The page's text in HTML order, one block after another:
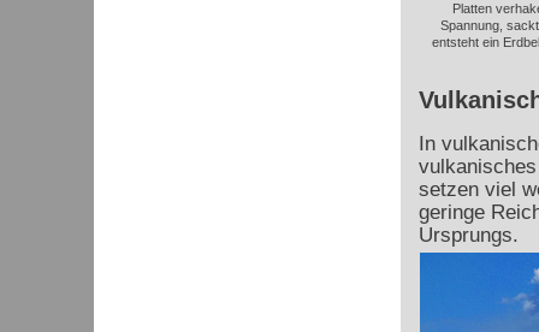
Platten
Spannung,
entsteht ein
In
setzen viel
geringe
Ursprungs.